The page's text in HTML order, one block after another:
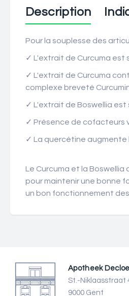
Description
Pour la souplesse des
✓ L'extrait de Curcuma est
✓ L'extrait de Curcuma
complexe breveté
✓ L'extrait de Boswellia est
✓ Présence de cofacteurs
✓ La quercétine augmente
Le Curcuma et la
pour maintenir une bonne
un bon fonctionnement des
Apotheek
St.-Niklaasstraat
9000 Gent